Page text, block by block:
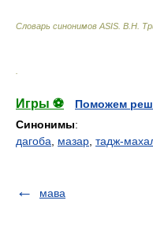
Словарь синонимов ASIS. В.Н.
Игры ⚽
Поможем
Синонимы:
дагоба
мазар тадж-
мава